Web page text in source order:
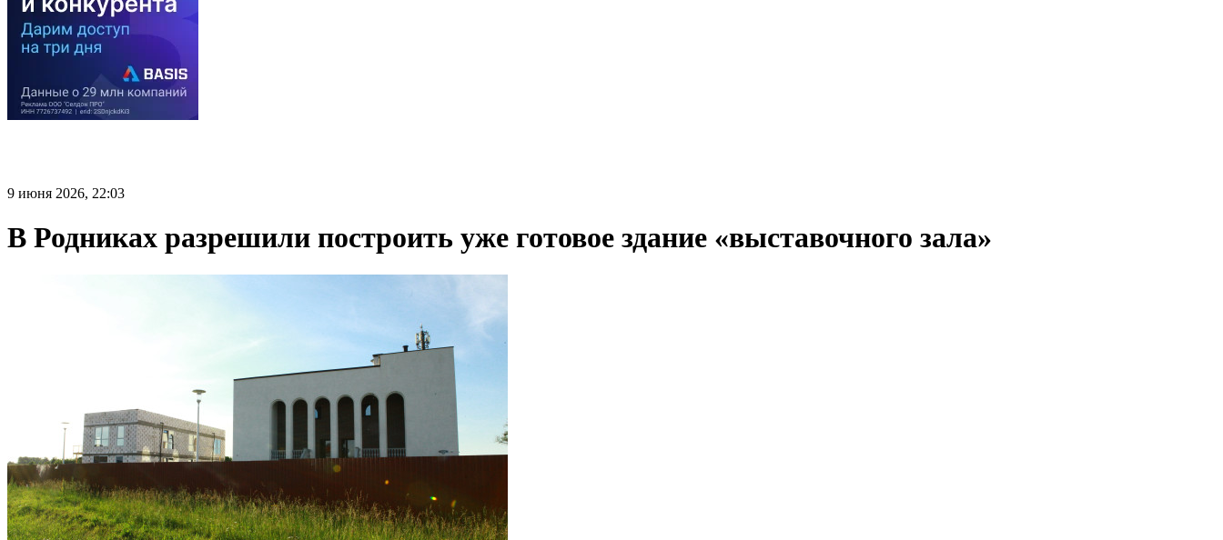
9 июня 2026, 22:03
В Родниках разрешили построить уже готовое здание «выставочного зала»